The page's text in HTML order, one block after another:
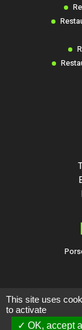
© Copyright
This site uses
to activate
OK, accept all